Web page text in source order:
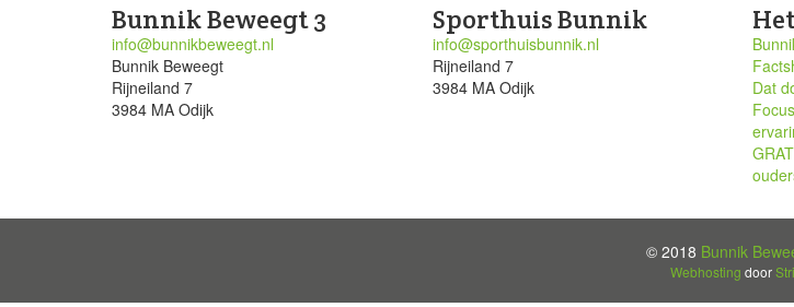
Bunnik Beweegt 3
info@bunnikbeweegt.nl
Bunnik Beweegt
Rijneiland 7
3984 MA Odijk
Sporthuis Bunnik
info@sporthuisbunnik.nl
Rijneiland 7
3984 MA Odijk
Dat
© 2018 Bunnik
Webhosting door